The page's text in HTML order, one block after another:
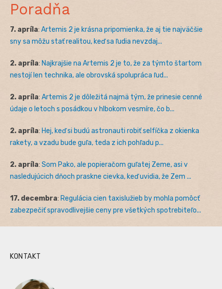
Poradňa
7. apríla: Artemis 2 je krásna pripomienka, že aj tie najväčšie
sny sa môžu stať realitou, keď sa ľudia nevzdaj...
2. apríla: Najkrajšie na Artemis 2 je to, že za týmto štartom
nestojí len technika, ale obrovská spolupráca ľud...
2. apríla: Artemis 2 je dôležitá najmä tým, že prinesie cenné
údaje o letoch s posádkou v hlbokom vesmíre, čo b...
2. apríla: Hej, keď si budú astronauti robiť selfíčka z okienka
rakety, a vzadu bude guľa, teda z ich pohľadu p...
2. apríla: Som Pako, ale popieračom guľatej Zeme, asi v
nasledujúcich dňoch praskne cievka, keď uvidia, že Zem ...
17. decembra: Regulácia cien taxislužieb by mohla pomôcť
zabezpečiť spravodlivejšie ceny pre všetkých spotrebiteľo...
KONTAKT